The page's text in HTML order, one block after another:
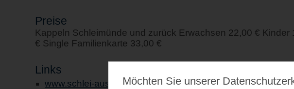
Preise
Kappeln Schleimünde und zurück Erwachsen 22,00 € Kinder
€ Single Familienkarte 33,00 €
Links
www.schlei-ausflugsfahrten.deMöchten Sie unserer